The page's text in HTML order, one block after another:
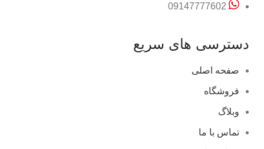
09147777602
دسترسی های سریع
صفحه اصلی
فروشگاه
وبلاگ
تماس با ما